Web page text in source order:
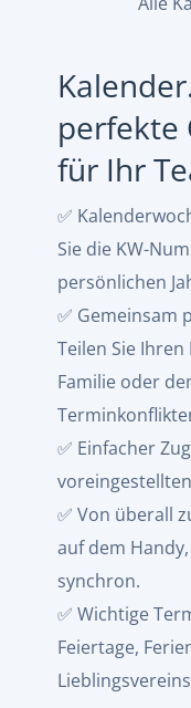
perfekte
für Ihr
✅
Sie die KW-
persönlichen
✅ Gemeinsam
Teilen Sie
Familie oder
✅ Einfacher
✅ Von überall
auf dem
synchron.
✅ Wichtige
Feiertage,